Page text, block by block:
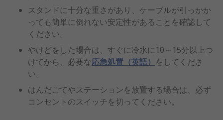
スタンドに十分な重さがあり、ケーブルが引っかか
っても簡単に倒れない安定性があることを確認して
ください。
やけどをした場合は、すぐに冷水に10～15分以上つ
けてから、必要な応急処置（英語） をしてくださ
い。
はんだごてやステーションを放置する場合は、必ず
コンセントのスイッチを切ってください。